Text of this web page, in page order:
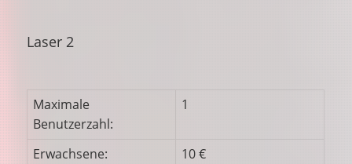
Laser 2
Maximale
Benutzerzahl:
1
Erwachsene:
10 €